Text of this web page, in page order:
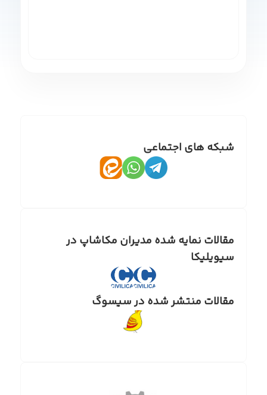
شبکه های اجتماعی
مقالات نمایه شده مدیران مکاشاپ در
سیویلیکا
مقالات منتشر شده در سیسوگ